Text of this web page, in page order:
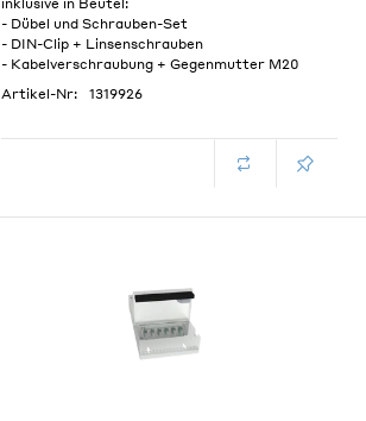
inklusive in Beutel:
- Dübel und Schrauben-Set
- DIN-Clip + Linsenschrauben
- Kabelverschraubung + Gegenmutter M20
Artikel-Nr:
1319926